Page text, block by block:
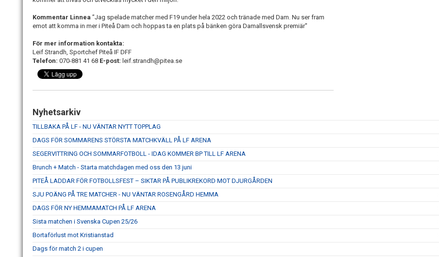
Kommentar Linnea ”Jag spelade matcher med F19 under hela 2022 och tränade med Dam. Nu ser fram
emot att komma in mer i Piteå Dam och hoppas ta en plats på bänken göra Damallsvensk premiär"
För mer information kontakta:
Leif Strandh, Sportchef Piteå IF DFF
Telefon: 070-881 41 68 E-post: leif.strandh@pitea.se
Nyhetsarkiv
TILLBAKA PÅ LF - NU VÄNTAR NYTT TOPPLAG
DAGS FÖR SOMMARENS STÖRSTA MATCHKVÄLL PÅ LF ARENA
SEGERVITTRING OCH SOMMARFOTBOLL - IDAG KOMMER BP TILL LF ARENA
Brunch + Match - Starta matchdagen med oss den 13 juni
PITEÅ LADDAR FÖR FOTBOLLSFEST – SIKTAR PÅ PUBLIKREKORD MOT DJURGÅRDEN
SJU POÄNG PÅ TRE MATCHER - NU VÄNTAR ROSENGÅRD HEMMA
DAGS FÖR NY HEMMAMATCH PÅ LF ARENA
Sista matchen i Svenska Cupen 25/26
Bortaförlust mot Kristianstad
Dags för match 2 i cupen